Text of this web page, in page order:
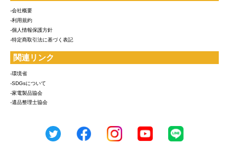
-会社概要
-利用規約
-個人情報保護方針
-特定商取引法に基づく表記
関連リンク
-環境省
-SDGsについて
-家電製品協会
-遺品整理士協会